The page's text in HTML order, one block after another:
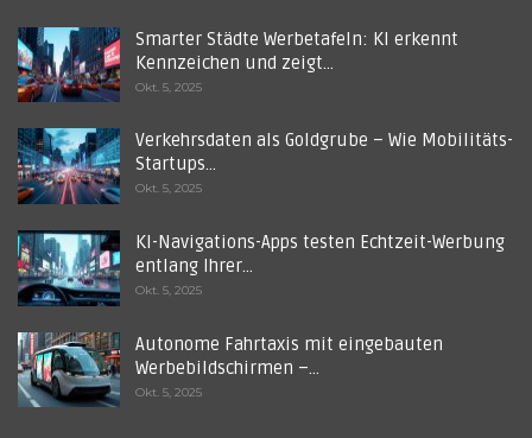
Smarter Städte Werbetafeln: KI erkennt
Kennzeichen und zeigt…
Okt. 5, 2025
Verkehrsdaten als Goldgrube – Wie Mobilitäts-
Startups…
Okt. 5, 2025
KI-Navigations-Apps testen Echtzeit-Werbung
entlang Ihrer…
Okt. 5, 2025
Autonome Fahrtaxis mit eingebauten
Werbebildschirmen –…
Okt. 5, 2025